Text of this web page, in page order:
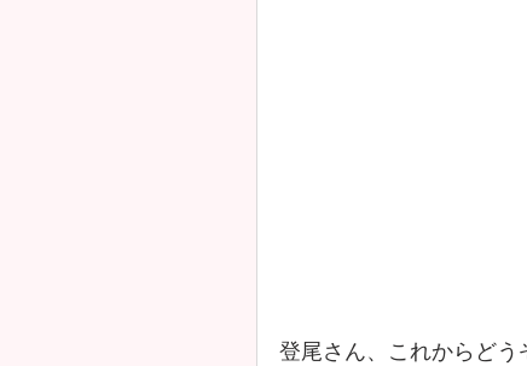
登尾さん、これからどう